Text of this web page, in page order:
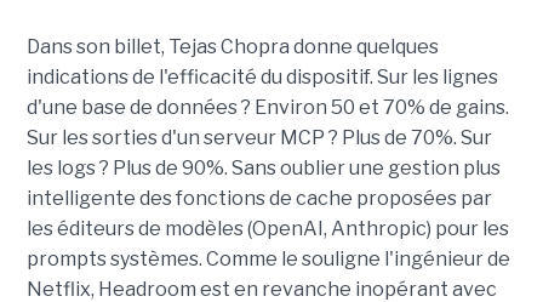
Dans son billet, Tejas Chopra donne quelques
indications de l'efficacité du dispositif. Sur les lignes
d'une base de données ? Environ 50 et 70% de gains.
Sur les sorties d'un serveur MCP ? Plus de 70%. Sur
les logs ? Plus de 90%. Sans oublier une gestion plus
intelligente des fonctions de cache proposées par
les éditeurs de modèles (OpenAI, Anthropic) pour les
prompts systèmes. Comme le souligne l'ingénieur de
Netflix, Headroom est en revanche inopérant avec